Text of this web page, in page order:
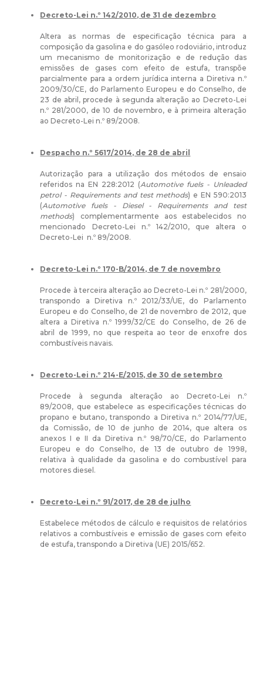
Decreto-Lei n.º 142/2010, de 31 de dezembro
Altera as normas de especificação técnica para a
composição da gasolina e do gasóleo rodoviário, introduz
um mecanismo de monitorização e de redução das
emissões de gases com efeito de estufa, transpõe
parcialmente para a ordem jurídica interna a Diretiva n.º
2009/30/CE, do Parlamento Europeu e do Conselho, de
23 de abril, procede à segunda alteração ao Decreto-Lei
n.º 281/2000, de 10 de novembro, e à primeira alteração
ao Decreto-Lei n.º 89/2008.
Despacho n.º 5617/2014, de 28 de abril
Autorização para a utilização dos métodos de ensaio
referidos na EN 228:2012 (Automotive fuels - Unleaded
petrol - Requirements and test methods) e EN 590:2013
(Automotive fuels - Diesel - Requirements and test
methods) complementarmente aos estabelecidos no
mencionado Decreto-Lei n.º 142/2010, que altera o
Decreto-Lei n.º 89/2008.
Decreto-Lei n.º 170-B/2014, de 7 de novembro
Procede à terceira alteração ao Decreto-Lei n.º 281/2000,
transpondo a Diretiva n.º 2012/33/UE, do Parlamento
Europeu e do Conselho, de 21 de novembro de 2012, que
altera aDiretiva n.º 1999/32/CE do Conselho, de 26 de
abril de 1999, no que respeita ao teor de enxofre dos
combustíveis navais.
Decreto-Lei n.º 214-E/2015, de 30 de setembro
Procede à segunda alteração ao Decreto-Lei n.º
89/2008, que estabelece as especificações técnicas do
propano e butano, transpondo a Diretiva n.º 2014/77/UE,
da Comissão, de 10 de junho de 2014, que altera os
anexos I e II da Diretiva n.º 98/70/CE, do Parlamento
Europeu e do Conselho, de 13 de outubro de 1998,
relativa à qualidade da gasolina e do combustível para
motores diesel.
Decreto-Lei n.º 91/2017, de 28 de julho
Estabelece métodos de cálculo e requisitos de relatórios
relativos a combustíveis e emissão de gases com efeito
de estufa, transpondo a Diretiva (UE) 2015/652.